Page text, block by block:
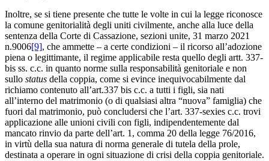
Inoltre, se si tiene presente che tutte le volte in cui la legge riconosce
la comune genitorialità degli uniti civilmente, anche alla luce della
sentenza della Corte di Cassazione, sezioni unite, 31 marzo 2021
n.9006[9], che ammette – a certe condizioni – il ricorso all’adozione
piena o legittimante, il regime applicabile resta quello degli artt. 337-
bis ss. c.c. in quanto norme sulla responsabilità genitoriale e non
sullo status della coppia, come si evince inequivocabilmente dal
richiamo contenuto all’art.337 bis c.c. a tutti i figli, sia nati
all’interno del matrimonio (o di qualsiasi altra “nuova” famiglia) che
fuori dal matrimonio, può concludersi che l’art. 337-sexies c.c. trovi
applicazione alle unioni civili con figli, indipendentemente dal
mancato rinvio da parte dell’art. 1, comma 20 della legge 76/2016,
in virtù della sua natura di norma generale di tutela della prole,
destinata a operare in ogni situazione di crisi della coppia genitoriale.